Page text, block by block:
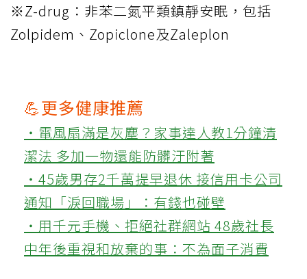
※Z-drug：非苯二氮平類鎮靜安眠，包括
Zolpidem、Zopiclone及Zaleplon
💪更多健康推薦
‧電風扇滿是灰塵？家事達人教1分鐘清
潔法 多加一物還能防髒汙附著
‧45歲男存2千萬提早退休 接信用卡公司
通知「淚回職場」：有錢也碰壁
‧用千元手機、拒絕社群網站 48歲社長
中年後重視和放棄的事：不為面子消費